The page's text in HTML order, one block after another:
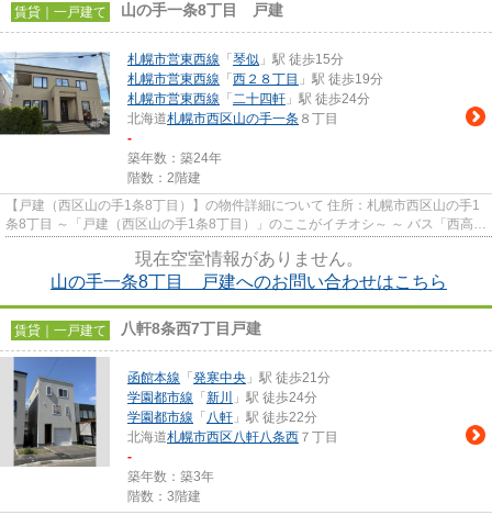
賃貸｜一戸建て 山の手一条8丁目 戸建
札幌市営東西線 「 琴似 」駅 徒歩15分
札幌市営東西線 「 西２８丁目 」駅 徒歩19分
札幌市営東西線 「 二十四軒 」駅 徒歩24分
北海道札幌市西区山の手一条 ８丁目
-
築年数：築24年
階数：2階建
【戸建（西区山の手1条8丁目）】の物件詳細について 住所：札幌市西区山の手1
条8丁目 ～「戸建（西区山の手1条8丁目）」のここがイチオシ～ ～ バス「西高校
現在空室情報がありません。
山の手一条8丁目 戸建へのお問い合わせはこちら
賃貸｜一戸建て 八軒8条西7丁目戸建
函館本線 「 発寒中央 」駅 徒歩21分
学園都市線 「 新川
」駅 徒歩24分
学園都市線 「 八軒 」駅 徒歩22分
北海道札幌市西区八軒八条西 ７丁目
-
築年数：築3年
階数：3階建